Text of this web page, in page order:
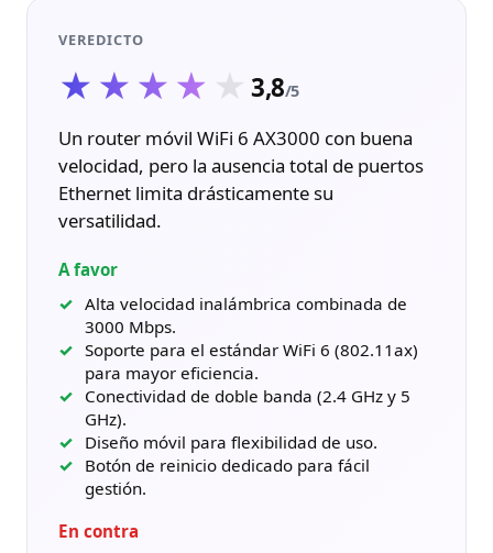
VEREDICTO
★★★★★
★★★★★3,8/5
Un router móvil WiFi 6 AX3000 con buena
velocidad, pero la ausencia total de puertos
Ethernet limita drásticamente su
versatilidad.
A favor
Alta velocidad inalámbrica combinada de
3000 Mbps.
Soporte para el estándar WiFi 6 (802.11ax)
para mayor eficiencia.
Conectividad de doble banda (2.4 GHz y 5
GHz).
Diseño móvil para flexibilidad de uso.
Botón de reinicio dedicado para fácil
gestión.
En contra